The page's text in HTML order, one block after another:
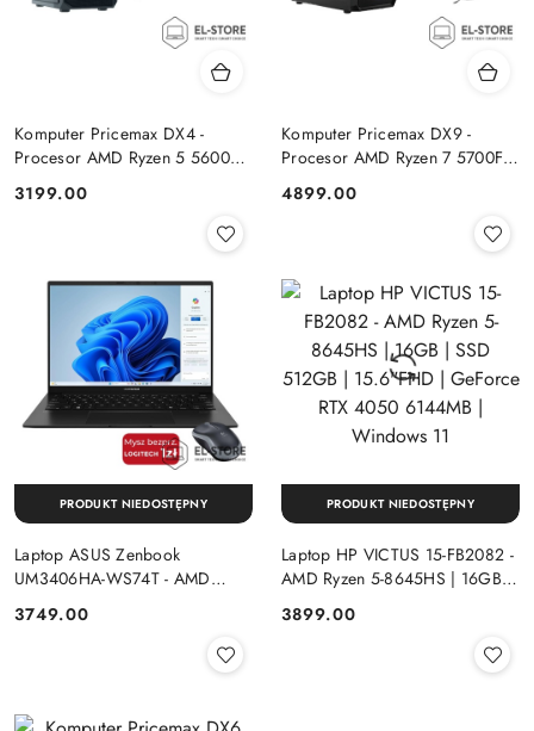
Komputer Pricemax DX4 -
Procesor AMD Ryzen 5 5600G
512GB Win 11 PRO
Cena:
3199.00
Komputer Pricemax DX9 -
Procesor AMD Ryzen 7 5700F |
GeForce RTX 5050 8GB | Win
Cena:
4899.00
Laptop ASUS Zenbook
UM3406HA-WS74T - AMD
512GB | 14" OLED (1920x1200)
Cena:
3749.00
PRODUKT NIEDOSTĘPNY
Laptop HP VICTUS 15-FB2082 -
AMD Ryzen 5-8645HS | 16GB |
GeForce RTX 4050 6144MB |
Cena:
3899.00
PRODUKT NIEDOSTĘPNY